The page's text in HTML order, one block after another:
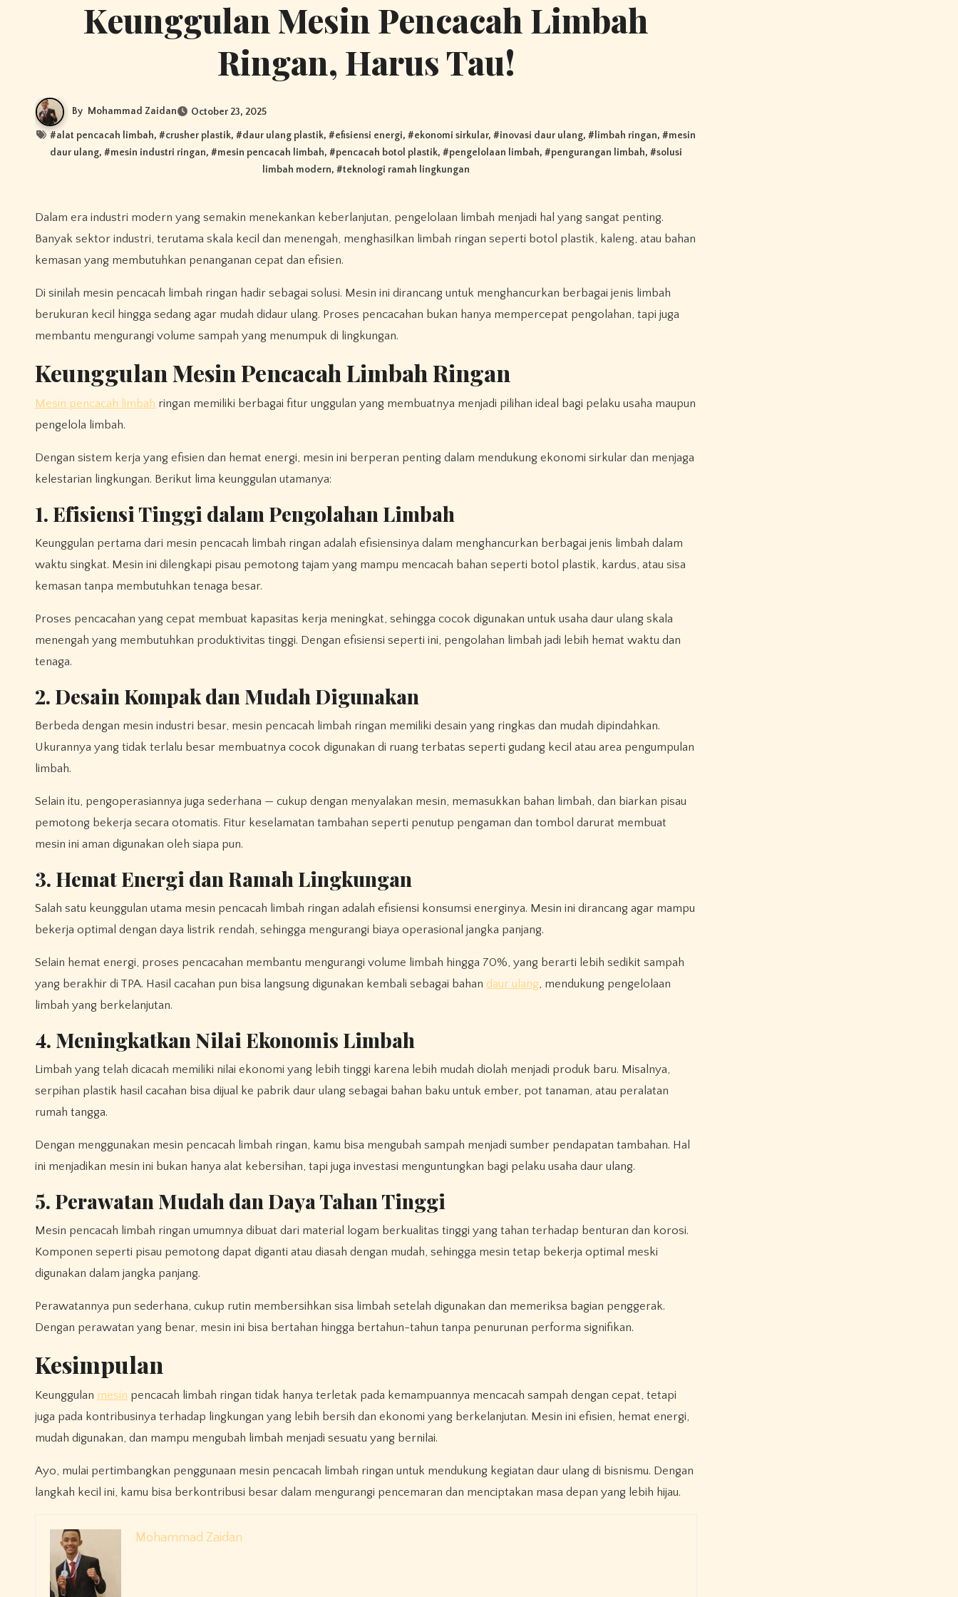
Keunggulan Mesin Pencacah Limbah
Ringan, Harus Tau!
By Mohammad Zaidan October 23, 2025
#alat pencacah limbah, #crusher plastik, #daur ulang plastik, #efisiensi energi, #ekonomi sirkular, #inovasi daur ulang, # limbah ringan, #mesin
daur ulang, #mesin industri ringan, #mesin pencacah limbah, #pencacah botol plastik, #pengelolaan limbah, #pengurangan limbah, #solusi
limbah modern, #teknologi ramah lingkungan
Dalam era industri modern yang semakin menekankan keberlanjutan, pengelolaan limbah menjadi hal yang sangat penting.
Banyak sektor industri, terutama skala kecil dan menengah, menghasilkan limbah ringan seperti botol plastik, kaleng, atau bahan
kemasan yang membutuhkan penanganan cepat dan efisien.
Di sinilah mesin pencacah limbah ringan hadir sebagai solusi. Mesin ini dirancang untuk menghancurkan berbagai jenis limbah
berukuran kecil hingga sedang agar mudah didaur ulang. Proses pencacahan bukan hanya mempercepat pengolahan, tapi juga
membantu mengurangi volume sampah yang menumpuk di lingkungan.
Keunggulan Mesin Pencacah Limbah Ringan
Mesin pencacah limbah ringan memiliki berbagai fitur unggulan yang membuatnya menjadi pilihan ideal bagi pelaku usaha maupun
pengelola limbah.
Dengan sistem kerja yang efisien dan hemat energi, mesin ini berperan penting dalam mendukung ekonomi sirkular dan menjaga
kelestarian lingkungan. Berikut lima keunggulan utamanya:
1. Efisiensi Tinggi dalam Pengolahan Limbah
Keunggulan pertama dari mesin pencacah limbah ringan adalah efisiensinya dalam menghancurkan berbagai jenis limbah dalam
waktu singkat. Mesin ini dilengkapi pisau pemotong tajam yang mampu mencacah bahan seperti botol plastik, kardus, atau sisa
kemasan tanpa membutuhkan tenaga besar.
Proses pencacahan yang cepat membuat kapasitas kerja meningkat, sehingga cocok digunakan untuk usaha daur ulang skala
menengah yang membutuhkan produktivitas tinggi. Dengan efisiensi seperti ini, pengolahan limbah jadi lebih hemat waktu dan
tenaga.
2. Desain Kompak dan Mudah Digunakan
Berbeda dengan mesin industri besar, mesin pencacah limbah ringan memiliki desain yang ringkas dan mudah dipindahkan.
Ukurannya yang tidak terlalu besar membuatnya cocok digunakan di ruang terbatas seperti gudang kecil atau area pengumpulan
limbah.
Selain itu, pengoperasiannya juga sederhana — cukup dengan menyalakan mesin, memasukkan bahan limbah, dan biarkan pisau
pemotong bekerja secara otomatis. Fitur keselamatan tambahan seperti penutup pengaman dan tombol darurat membuat
mesin ini aman digunakan oleh siapa pun.
3. Hemat Energi dan Ramah Lingkungan
Salah satu keunggulan utama mesin pencacah limbah ringan adalah efisiensi konsumsi energinya. Mesin ini dirancang agar mampu
bekerja optimal dengan daya listrik rendah, sehingga mengurangi biaya operasional jangka panjang.
Selain hemat energi, proses pencacahan membantu mengurangi volume limbah hingga 70%, yang berarti lebih sedikit sampah
yang berakhir di TPA. Hasil cacahan pun bisa langsung digunakan kembali sebagai bahan daur ulang , mendukung pengelolaan
limbah yang berkelanjutan.
4. Meningkatkan Nilai Ekonomis Limbah
Limbah yang telah dicacah memiliki nilai ekonomi yang lebih tinggi karena lebih mudah diolah menjadi produk baru. Misalnya,
serpihan plastik hasil cacahan bisa dijual ke pabrik daur ulang sebagai bahan baku untuk ember, pot tanaman, atau peralatan
rumah tangga.
Dengan menggunakan mesin pencacah limbah ringan, kamu bisa mengubah sampah menjadi sumber pendapatan tambahan. Hal
ini menjadikan mesin ini bukan hanya alat kebersihan, tapi juga investasi menguntungkan bagi pelaku usaha daur ulang.
5. Perawatan Mudah dan Daya Tahan Tinggi
Mesin pencacah limbah ringan umumnya dibuat dari material logam berkualitas tinggi yang tahan terhadap benturan dan korosi.
Komponen seperti pisau pemotong dapat diganti atau diasah dengan mudah, sehingga mesin tetap bekerja optimal meski
digunakan dalam jangka panjang.
Perawatannya pun sederhana, cukup rutin membersihkan sisa limbah setelah digunakan dan memeriksa bagian penggerak.
Dengan perawatan yang benar, mesin ini bisa bertahan hingga bertahun-tahun tanpa penurunan performa signifikan.
Kesimpulan
Keunggulan mesin pencacah limbah ringan tidak hanya terletak pada kemampuannya mencacah sampah dengan cepat, tetapi
juga pada kontribusinya terhadap lingkungan yang lebih bersih dan ekonomi yang berkelanjutan. Mesin ini efisien, hemat energi,
mudah digunakan, dan mampu mengubah limbah menjadi sesuatu yang bernilai.
Ayo, mulai pertimbangkan penggunaan mesin pencacah limbah ringan untuk mendukung kegiatan daur ulang di bisnismu. Dengan
langkah kecil ini, kamu bisa berkontribusi besar dalam mengurangi pencemaran dan menciptakan masa depan yang lebih hijau.
Mohammad Zaidan